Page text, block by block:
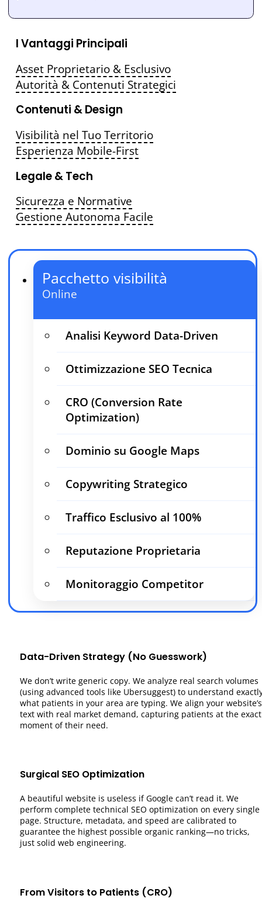
I Vantaggi Principali
Asset Proprietario & Esclusivo
Autorità & Contenuti Strategici
Contenuti & Design
Visibilità nel Tuo Territorio
Esperienza Mobile-First
Legale & Tech
Sicurezza e Normative
Gestione Autonoma Facile
Pacchetto visibilità
Online
Analisi Keyword Data-Driven
Ottimizzazione SEO Tecnica
CRO (Conversion Rate
Optimization)
Dominio su Google Maps
Copywriting Strategico
Traffico Esclusivo al 100%
Reputazione Proprietaria
Monitoraggio Competitor
Data-Driven Strategy (No Guesswork)
We don’t write generic copy. We analyze real search volumes
(using advanced tools like Ubersuggest) to understand
what patients in your area are typing. We align your website’s
text with real market demand, capturing patients at the exact
moment of their need.
Surgical SEO Optimization
A beautiful website is useless if Google can’t read it. We
perform complete technical SEO optimization on every single
page. Structure, metadata, and speed are calibrated to
guarantee the highest possible organic ranking—no tricks,
just solid web engineering.
From Visitors to Patients (CRO)